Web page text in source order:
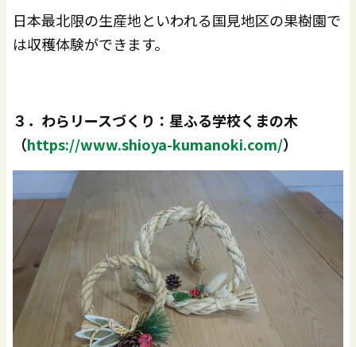
日本最北限の生産地といわれる国見地区の果樹園で
は収穫体験ができます。
３．わらリースづくり：星ふる学校くまの木
（https://www.shioya-kumanoki.com/）